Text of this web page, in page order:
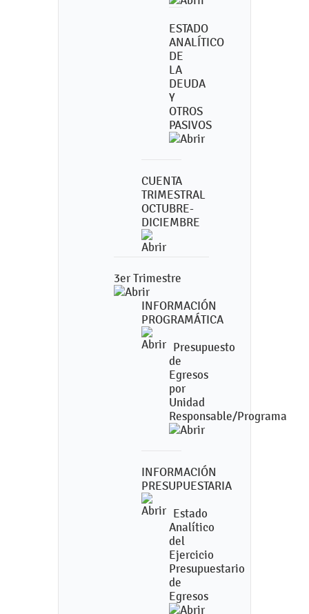
ESTADO
ANALÍTICO
DE
LA
DEUDA
Y
OTROS
PASIVOS
CUENTA
TRIMESTRAL
OCTUBRE-
DICIEMBRE
3er Trimestre
INFORMACIÓN
PROGRAMÁTICA
Presupuesto
de
Egresos
por
Unidad
Responsable/Programa
INFORMACIÓN
PRESUPUESTARIA
Estado
Analítico
del
Ejercicio
Presupuestario
de
Egresos